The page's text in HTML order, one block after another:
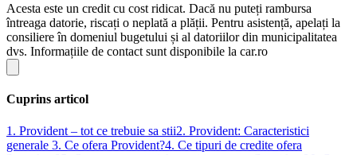
Acesta este un credit cu cost ridicat. Dacă nu puteți rambursa
întreaga datorie, riscați o neplată a plății. Pentru asistență, apelați la
consiliere în domeniul bugetului și al datoriilor din municipalitatea
dvs. Informațiile de contact sunt disponibile la car.ro
Cuprins articol
1. Provident – tot ce trebuie sa stii2. Provident: Caracteristici
generale 3. Ce ofera Provident?4. Ce tipuri de credite ofera